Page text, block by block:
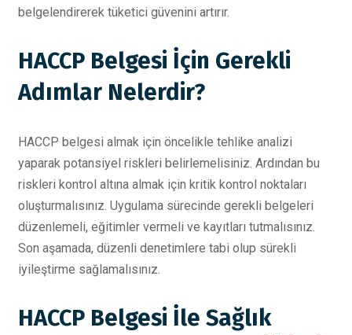
belgelendirerek tüketici güvenini artırır.
HACCP Belgesi İçin Gerekli
Adımlar Nelerdir?
HACCP belgesi almak için öncelikle tehlike analizi
yaparak potansiyel riskleri belirlemelisiniz. Ardından bu
riskleri kontrol altına almak için kritik kontrol noktaları
oluşturmalısınız. Uygulama sürecinde gerekli belgeleri
düzenlemeli, eğitimler vermeli ve kayıtları tutmalısınız.
Son aşamada, düzenli denetimlere tabi olup sürekli
iyileştirme sağlamalısınız.
HACCP Belgesi İle Sağlık